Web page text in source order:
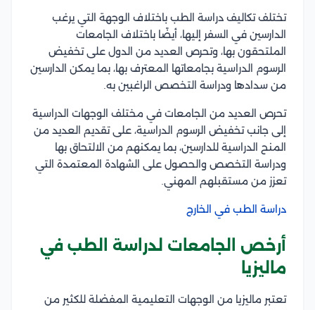
تختلف تكاليف دراسة الطب باختلاف الوجهة التي يرغب
الدارسين في السفر إليها، أيضًا باختلاف الجامعات
الملتحقون بها، وتحرص العديد من الدول على تخفيض
الرسوم الدراسية بجامعاتها المعترف بها، بما يمكن الدارسين
من سدادها ودراسة التخصص الراغبين به.
تحرص العديد من الجامعات في مختلف الوجهات الدراسية
إلى جانب تخفيض الرسوم الدراسية، على تقديم العديد من
المنح الدراسية للدارسين، بما يمكنهم من الالتحاق بها
ودراسة التخصص والحصول على الشهادة المعتمدة التي
تعزز من مستقبلهم المهني.
دراسة الطب في الخارج
أرخص الجامعات لدراسة الطب في
ماليزيا
تعتبر ماليزيا من الوجهات التعليمية المفضلة للكثير من